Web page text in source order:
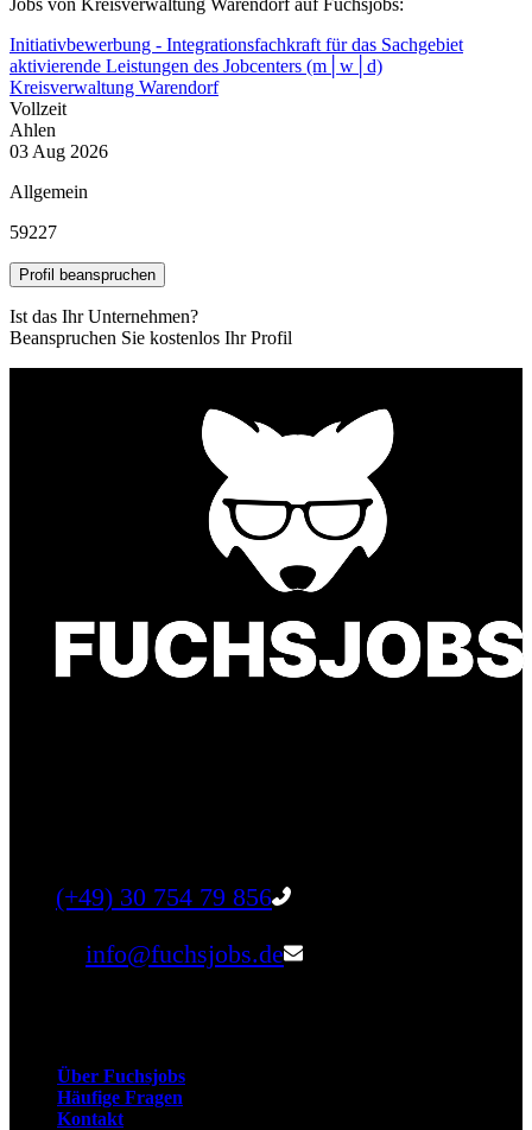
Initiativbewerbung - Integrationsfachkraft für das Sachgebiet
aktivierende Leistungen des Jobcenters (m│w│d)
Kreisverwaltung Warendorf
Vollzeit
Ahlen
03 Aug 2026
Allgemein
59227
Profil beanspruchen
Ist das Ihr Unternehmen?
Beanspruchen Sie kostenlos Ihr Profil
(+49) 30 754 79 856
info@fuchsjobs.de
Über Fuchsjobs
Häufige Fragen
Kontakt